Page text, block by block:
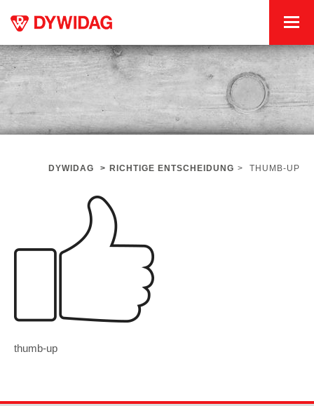
DYWIDAG > RICHTIGE ENTSCHEIDUNG > THUMB-UP
thumb-up